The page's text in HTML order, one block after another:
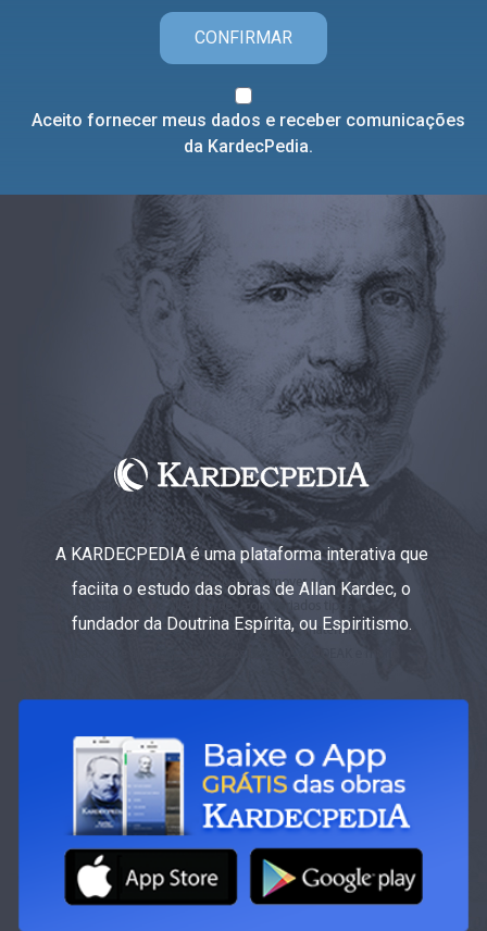
CONFIRMAR
Aceito fornecer meus dados e receber comunicações
da KardecPedia.
A KARDECPEDIA é uma plataforma interativa que
faciita o estudo das obras de Allan Kardec, o
fundador da Doutrina Espírita, ou Espiritismo.